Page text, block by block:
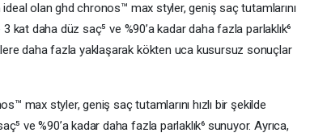
ideal olan ghd chronos™ max styler, geniş saç tutamlarını
kat daha düz saç⁵ ve %90’a kadar daha fazla parlaklık⁶
daha fazla yaklaşarak kökten uca kusursuz sonuçlar
max styler, geniş saç tutamlarını hızlı bir şekilde
ve %90’a kadar daha fazla parlaklık⁶ sunuyor. Ayrıca,